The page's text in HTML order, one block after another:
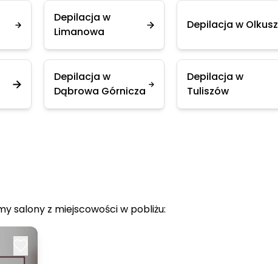
Depilacja w
Limanowa
Depilacja w Olkusz
Depilacja w
Dąbrowa Górnicza
Depilacja w
Tuliszów
salony z miejscowości w pobliżu: